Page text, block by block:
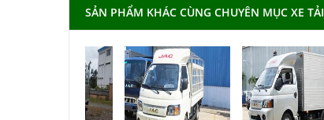
SẢN PHẨM KHÁC CÙNG CHUYÊN MỤC XE